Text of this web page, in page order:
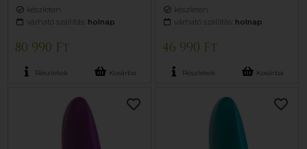
készleten
várható szállítás: holnap
80 990 Ft
Részletek Kosárba
készleten
várható szállítás: holnap
46 990 Ft
Részletek Kosárba